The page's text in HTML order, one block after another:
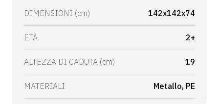
DIMENSIONI (cm) 142x142x74
ETÀ 2+
ALTEZZA DI CADUTA (cm) 19
MATERIALI Metallo PE